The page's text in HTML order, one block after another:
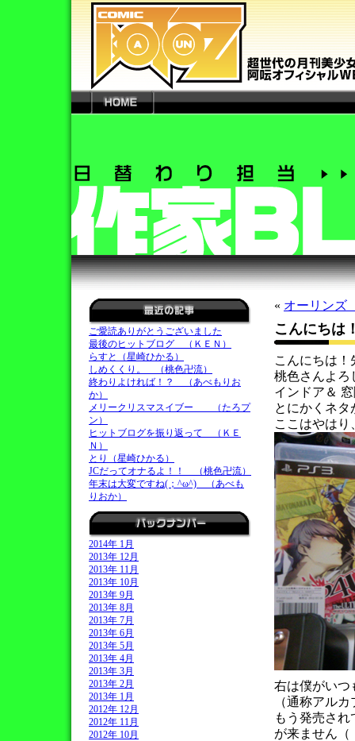
ご愛読ありがとうございました
最後のヒットブログ （ＫＥＮ）
らすと（星崎ひかる）
しめくくり。 （桃色卍流）
終わりよければ！？ （あべもりお
か）
メリークリスマスイブー （たろプ
ン）
ヒットブログを振り返って （ＫＥ
Ｎ）
とり（星崎ひかる）
JCだってオナるよ！！ （桃色卍流）
年末は大変ですね(；^ω^) （あべも
りおか）
2014年 1月
2013年 12月
2013年 11月
2013年 10月
2013年 9月
2013年 8月
2013年 7月
2013年 6月
2013年 5月
2013年 4月
2013年 3月
2013年 2月
2013年 1月
2012年 12月
2012年 11月
2012年 10月
« オーリン
こんにちは
こんにちは
桃色さんよろ
インドア＆
とにかくネ
ここはやは
右は僕がいつ
（通称アルカ
もう発売さ
が来ません（